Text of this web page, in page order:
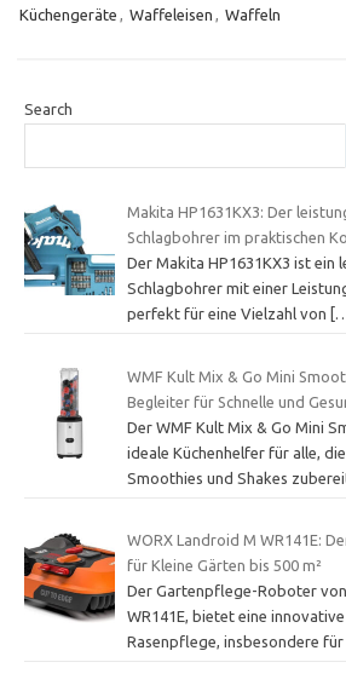
Küchengeräte , Waffeleisen , Waffeln
Search
Makita HP1631KX3: Der
Schlagbohrer im praktischen
Der Makita HP1631KX3 ist ein
Schlagbohrer mit einer
perfekt für eine Vielzahl von
WMF Kult Mix & Go Mini
Begleiter für Schnelle und
Der WMF Kult Mix & Go Mini
ideale Küchenhelfer für alle,
Smoothies und Shakes
WORX Landroid M WR141E:
für Kleine Gärten bis 500 m²
Der Gartenpflege-Roboter
WR141E, bietet eine
Rasenpflege, insbesondere für